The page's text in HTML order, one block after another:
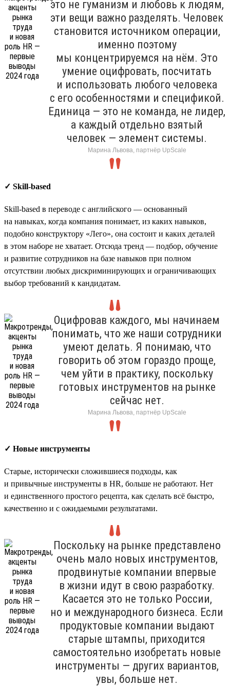
это не гуманизм и любовь к людям,
эти вещи важно разделять. Человек
становится источником операции,
именно поэтому
мы концентрируемся на нём. Это
умение оцифровать, посчитать
и использовать любого человека
с его особенностями и спецификой.
Единица — это не команда, не лидер,
а каждый отдельно взятый
человек — элемент системы.
Марина Львова, партнёр UpScale
✓ Skill-based
Skill-based в переводе с английского — основанный
на навыках, когда компания понимает, из каких навыков,
подобно конструктору «Лего», она состоит и каких деталей
в этом наборе не хватает. Отсюда тренд — подбор, обучение
и развитие сотрудников на базе навыков при полном
отсутствии любых дискриминирующих и ограничивающих
выбор требований к кандидатам.
Оцифровав каждого, мы начинаем
понимать, что же наши сотрудники
умеют делать. Я понимаю, что
говорить об этом гораздо проще,
чем уйти в практику, поскольку
готовых инструментов на рынке
сейчас нет.
Марина Львова, партнёр UpScale
✓ Новые инструменты
Старые, исторически сложившиеся подходы, как
и привычные инструменты в HR, больше не работают. Нет
и единственного простого рецепта, как сделать всё быстро,
качественно и с ожидаемыми результатами.
Поскольку на рынке представлено
очень мало новых инструментов,
продвинутые компании впервые
в жизни идут в свою разработку.
Касается это не только России,
но и международного бизнеса. Если
продуктовые компании выдают
старые штампы, приходится
самостоятельно изобретать новые
инструменты — других вариантов,
увы, больше нет.